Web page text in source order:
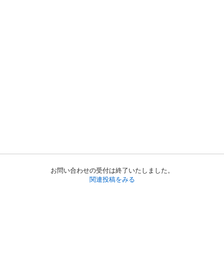
お問い合わせの受付は終了いたしました。
関連投稿をみる